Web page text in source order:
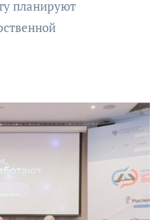
планируют